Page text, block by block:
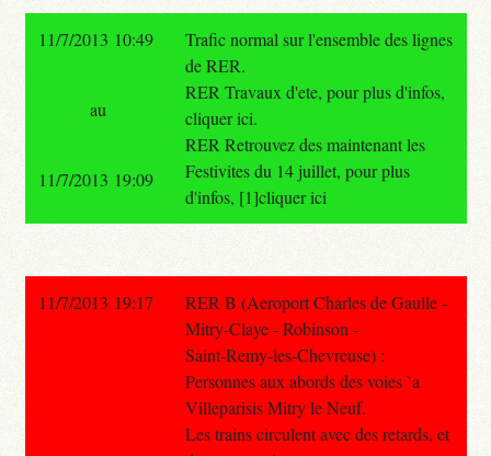
11/7/2013 10:49
Trafic normal sur l'ensemble des lignes
de RER.
RER Travaux d'ete, pour plus d'infos,
cliquer ici.
RER Retrouvez des maintenant les
Festivites du 14 juillet, pour plus
d'infos, [1]cliquer ici
au
11/7/2013 19:09
11/7/2013 19:17
RER B (Aeroport Charles de Gaulle -
Mitry-Claye - Robinson -
Saint-Remy-les-Chevreuse) :
Personnes aux abords des voies `a
Villeparisis Mitry le Neuf.
Les trains circulent avec des retards, et